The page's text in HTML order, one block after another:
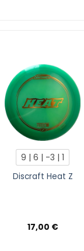
9 | 6 | -3 | 1
Discraft Heat Z
17,00 €